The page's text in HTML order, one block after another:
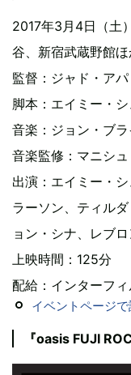
2017年3月4日（土
谷、新宿武蔵野館
監督：ジャド・ア
脚本：エイミー・
音楽：ジョン・ブ
音楽監修：マニシ
出演：エイミー・
ラーソン、ティル
ョン・シナ、レブ
上映時間：125分
配給：インターフィ
イベントページ
『oasis FUJI